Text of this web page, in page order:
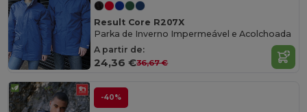
Result Core R207X
Parka de Inverno Impermeável e Acolchoada
A partir de:
24,36 €36,67 €
-40%